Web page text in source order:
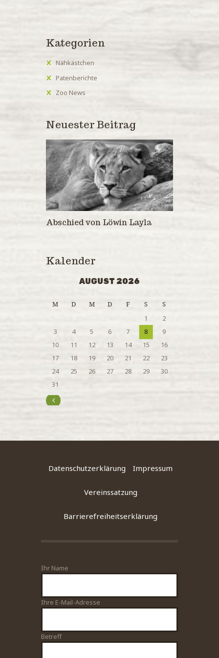
Kategorien
Nähkästchen
Patenberichte
Zoo News
Neuester Beitrag
Abschied von Löwin Layla
Kalender
AUGUST 2026
M D M D F S
S
1
2
3
4 5 6 7 8
9
10
11 12 13 14 15
16
17
18 19 20 21 22
23
24
25 26 27 28 29
30
31
« Juli
Datenschutzerklärung Impressum
Vereinssatzung
Barrierefreiheitserklärung
Bitte lasse dieses Feld leer.
Ihr Name
Ihre E-Mail-Adresse
Betreff